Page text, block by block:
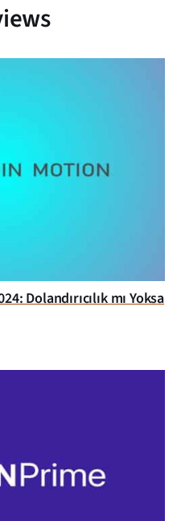
Dolandırıcılık mı Yoksa